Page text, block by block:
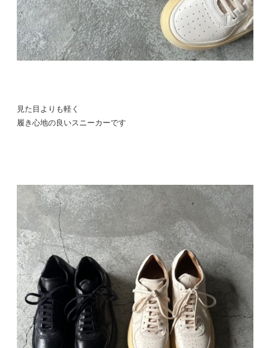
見た目よりも軽く
履き心地の良いスニーカーです